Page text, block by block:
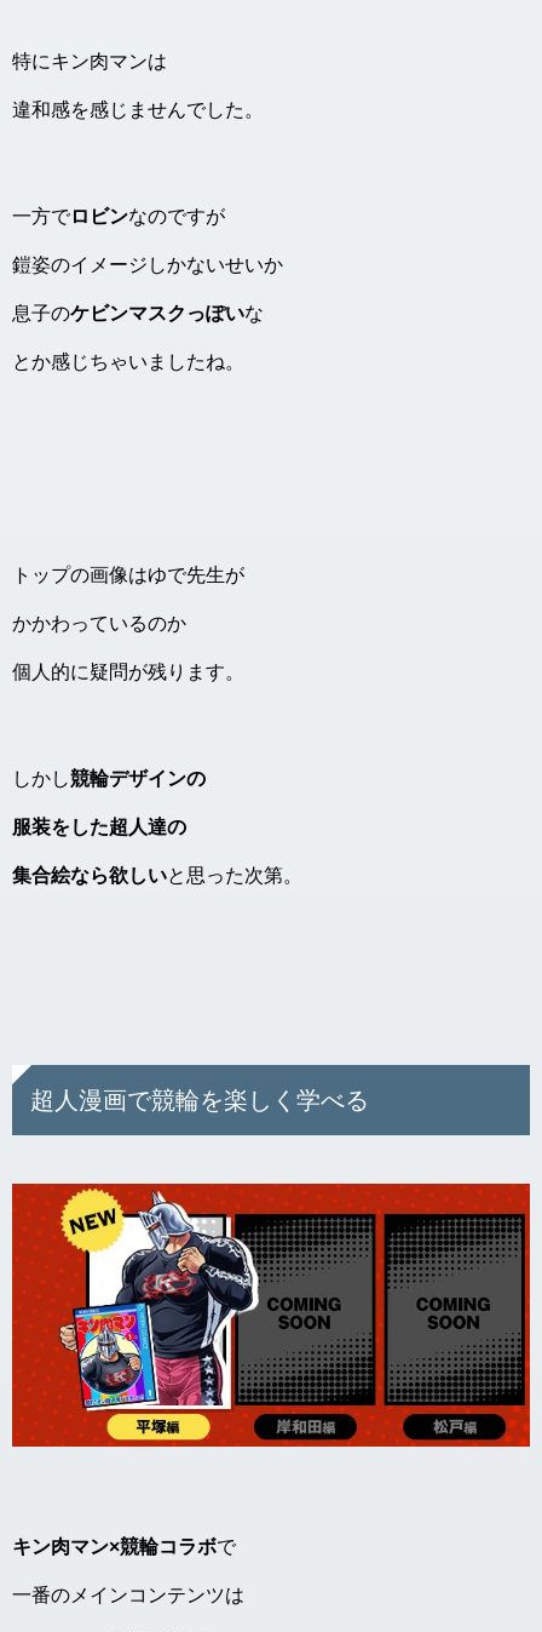
特にキン肉マンは
違和感を感じませんでした。
一方でロビンなのですが
鎧姿のイメージしかないせいか
息子のケビンマスクっぽいな
とか感じちゃいましたね。
トップの画像はゆで先生が
かかわっているのか
個人的に疑問が残ります。
しかし競輪デザインの
服装をした超人達の
集合絵なら欲しいと思った次第。
超人漫画で競輪を楽しく学べる
キン肉マン×競輪コラボで
一番のメインコンテンツは